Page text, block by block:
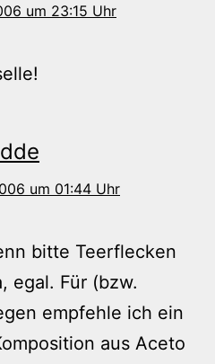
um 23:15 Uhr
um 01:44 Uhr
bitte Teerflecken
egal. Für (bzw.
empfehle ich ein
aus Aceto